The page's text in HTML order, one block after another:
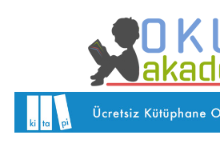
Okul Akademi
İnternetteki Okulunuz…